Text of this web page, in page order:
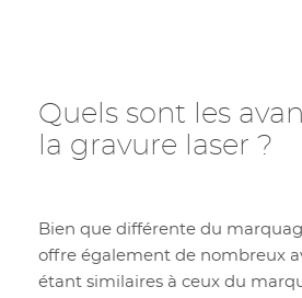
Quels sont les
la gravure laser ?
Bien que différente du
offre également de nombreux
étant similaires à ceux du